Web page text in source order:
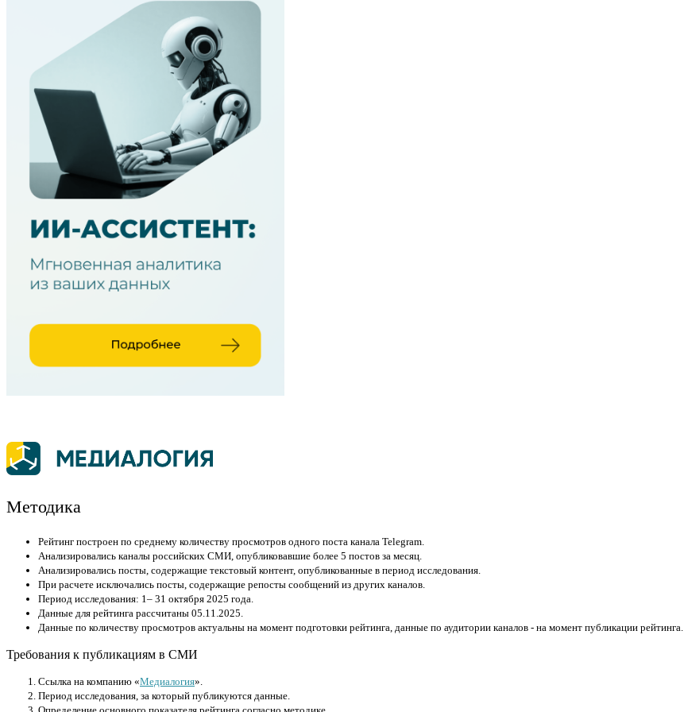
Методика
Рейтинг построен по среднему количеству просмотров одного поста канала Telegram.
Анализировались каналы российских СМИ, опубликовавшие более 5 постов за месяц.
Анализировались посты, содержащие текстовый контент, опубликованные в период исследования.
При расчете исключались посты, содержащие репосты сообщений из других каналов.
Период исследования: 1– 31 октября 2025 года.
Данные для рейтинга рассчитаны 05.11.2025.
Данные по количеству просмотров актуальны на момент подготовки рейтинга, данные по аудитории каналов - на момент публикации рейтинга.
Требования к публикациям в СМИ
Cсылка на компанию «Медиалогия».
Период исследования, за который публикуются данные.